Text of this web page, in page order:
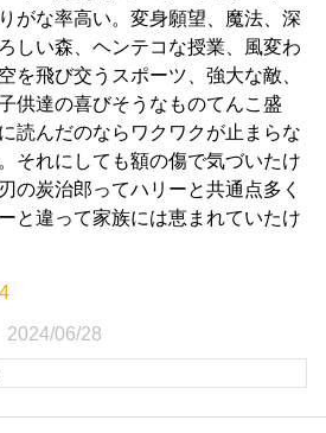
がな率高い。変身願望、魔法、深
しい森、ヘンテコな授業、風変わ
を飛び交うスポーツ、強大な敵、
供達の喜びそうなものてんこ盛
読んだのならワクワクが止まらな
それにしても額の傷で気づいたけ
炭治郎ってハリーと共通点多く
と違って家族には恵まれていたけ
2024/06/28